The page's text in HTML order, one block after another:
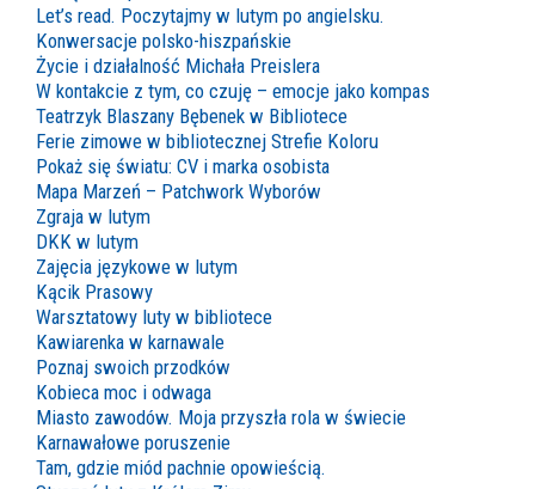
Let’s read. Poczytajmy w lutym po angielsku.
Konwersacje polsko-hiszpańskie
Życie i działalność Michała Preislera
W kontakcie z tym, co czuję – emocje jako kompas
Teatrzyk Blaszany Bębenek w Bibliotece
Ferie zimowe w bibliotecznej Strefie Koloru
Pokaż się światu: CV i marka osobista
Mapa Marzeń – Patchwork Wyborów
Zgraja w lutym
DKK w lutym
Zajęcia językowe w lutym
Kącik Prasowy
Warsztatowy luty w bibliotece
Kawiarenka w karnawale
Poznaj swoich przodków
Kobieca moc i odwaga
Miasto zawodów. Moja przyszła rola w świecie
Karnawałowe poruszenie
Tam, gdzie miód pachnie opowieścią.